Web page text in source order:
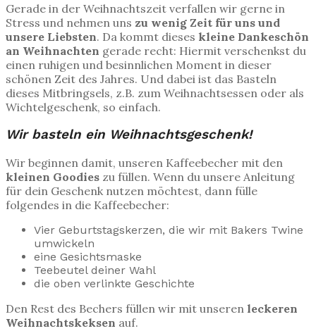
Gerade in der Weihnachtszeit verfallen wir gerne in
Stress und nehmen uns zu wenig Zeit für uns und
unsere Liebsten. Da kommt dieses kleine Dankeschön
an Weihnachten gerade recht: Hiermit verschenkst du
einen ruhigen und besinnlichen Moment in dieser
schönen Zeit des Jahres. Und dabei ist das Basteln
dieses Mitbringsels, z.B. zum Weihnachtsessen oder als
Wichtelgeschenk, so einfach.
Wir basteln ein Weihnachtsgeschenk!
Wir beginnen damit, unseren Kaffeebecher mit den
kleinen Goodies zu füllen. Wenn du unsere Anleitung
für dein Geschenk nutzen möchtest, dann fülle
folgendes in die Kaffeebecher:
Vier Geburtstagskerzen, die wir mit Bakers Twine
umwickeln
eine Gesichtsmaske
Teebeutel deiner Wahl
die oben verlinkte Geschichte
Den Rest des Bechers füllen wir mit unseren leckeren
Weihnachtskeksen auf.